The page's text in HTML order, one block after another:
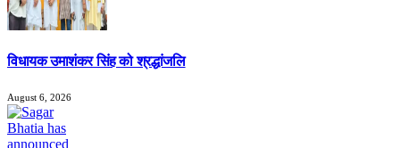
विधायक उमाशंकर सिंह को श्रद्धांजलि
August 6, 2026